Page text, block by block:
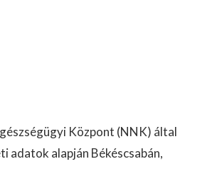
Központ (NNK) által
adatok alapján Békéscsabán,